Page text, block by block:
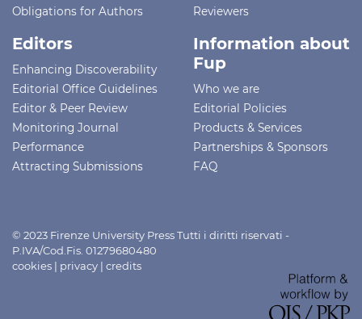
Obligations for Authors
Reviewers
Editors
Enhancing Discoverability
Editorial Office Guidelines
Editor & Peer Review
Monitoring Journal
Performance
Attracting Submissions
Information about
Fup
Who we are
Editorial Policies
Products & Services
Partnerships & Sponsors
FAQ
© 2023 Firenze University Press Tutti i diritti riservati -
P.IVA/Cod.Fis. 01279680480
cookies | privacy | credits